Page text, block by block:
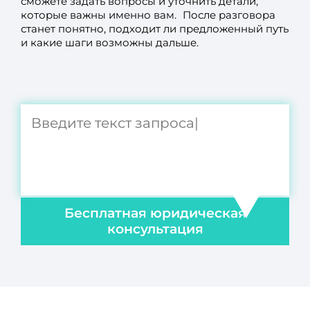
которые важны именно вам. После разговора
станет понятно, подходит ли предложенный путь
и какие шаги возможны дальше.
Бесплатная юридическая
консультация